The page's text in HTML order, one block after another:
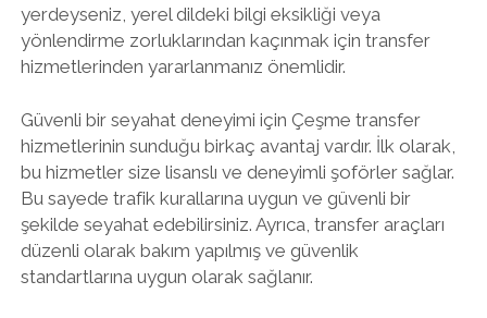
yerdeyseniz, yerel dildeki bilgi eksikliği veya
yönlendirme zorluklarından kaçınmak için transfer
hizmetlerinden yararlanmanız önemlidir.
Güvenli bir seyahat deneyimi için Çeşme transfer
hizmetlerinin sunduğu birkaç avantaj vardır. İlk olarak,
bu hizmetler size lisanslı ve deneyimli şoförler sağlar.
Bu sayede trafik kurallarına uygun ve güvenli bir
şekilde seyahat edebilirsiniz. Ayrıca, transfer araçları
düzenli olarak bakım yapılmış ve güvenlik
standartlarına uygun olarak sağlanır.